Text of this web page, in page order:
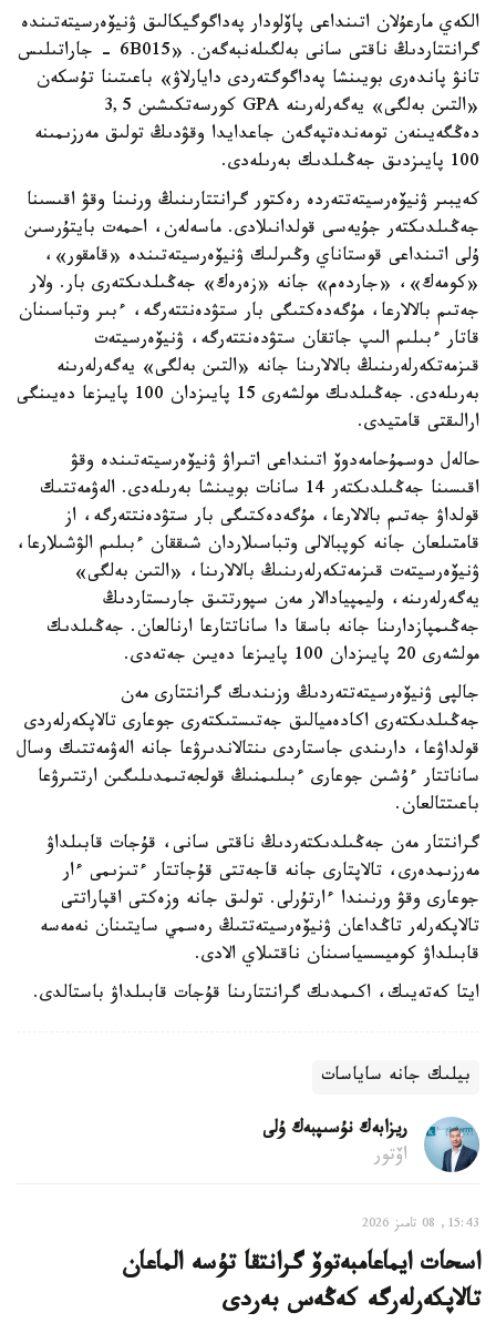
الكەي مارعۇلان اتىنداعى پاۆلودار پەداگوگيكالىق ۋنيۆەرسيتەتىندە
گرانتتاردىڭ ناقتى سانى بەلگىلەنبەگەن. «6B015 - جاراتىلىس
تانۋ پاندەرى بويىنشا پەداگوگتەردى دايارلاۋ» باعىتىنا تۇسكەن
«التىن بەلگى» يەگەرلەرىنە GPA كورسەتكىشىن 3,5
دەڭگەيىنەن تومەندەتپەگەن جاعدايدا وقۋدىڭ تولىق مەرزىمىنە
100 پايىزدىق جەڭىلدىك بەرىلەدى.
كەيبىر ۋنيۆەرسيتەتتەردە رەكتور گرانتتارىنىڭ ورنىنا وقۋ اقىسىنا
جەڭىلدىكتەر جۇيەسى قولدانىلادى. ماسەلەن، احمەت بايتۇرسىن
ۇلى اتىنداعى قوستاناي وڭىرلىك ۋنيۆەرسيتەتىندە «قامقور»،
«كومەك»، «جاردەم» جانە «زەرەك» جەڭىلدىكتەرى بار. ولار
جەتىم بالالارعا، مۇگەدەكتىگى بار ستۋدەنتتەرگە، ءبىر وتباسىنان
قاتار ءبىلىم الىپ جاتقان ستۋدەنتتەرگە، ۋنيۆەرسيتەت
قىزمەتكەرلەرىنىڭ بالالارىنا جانە «التىن بەلگى» يەگەرلەرىنە
بەرىلەدى. جەڭىلدىك مولشەرى 15 پايىزدان 100 پايىزعا دەيىنگى
ارالىقتى قامتيدى.
حالەل دوسمۇحامەدوۆ اتىنداعى اتىراۋ ۋنيۆەرسيتەتىندە وقۋ
اقىسىنا جەڭىلدىكتەر 14 سانات بويىنشا بەرىلەدى. الەۋمەتتىك
قولداۋ جەتىم بالالارعا، مۇگەدەكتىگى بار ستۋدەنتتەرگە، از
قامتىلعان جانە كوپبالالى وتباسىلاردان شىققان ءبىلىم الۋشىلارعا،
ۋنيۆەرسيتەت قىزمەتكەرلەرىنىڭ بالالارىنا، «التىن بەلگى»
يەگەرلەرىنە، وليمپيادالار مەن سپورتتىق جارىستاردىڭ
جەڭىمپازدارىنا جانە باسقا دا ساناتتارعا ارنالعان. جەڭىلدىك
مولشەرى 20 پايىزدان 100 پايىزعا دەيىن جەتەدى.
جالپى ۋنيۆەرسيتەتتەردىڭ وزىندىك گرانتتارى مەن
جەڭىلدىكتەرى اكادەميالىق جەتىستىكتەرى جوعارى تالاپكەرلەردى
قولداۋعا، دارىندى جاستاردى ىنتالاندىرۋعا جانە الەۋمەتتىك وسال
ساناتتار ءۇشىن جوعارى ءبىلىمنىڭ قولجەتىمدىلىگىن ارتتىرۋعا
باعىتتالعان.
گرانتتار مەن جەڭىلدىكتەردىڭ ناقتى سانى، قۇجات قابىلداۋ
مەرزىمدەرى، تالاپتارى جانە قاجەتتى قۇجاتتار ءتىزىمى ءار
جوعارى وقۋ ورنىندا ءارتۇرلى. تولىق جانە وزەكتى اقپاراتتى
تالاپكەرلەر تاڭداعان ۋنيۆەرسيتەتتىڭ رەسمي سايتىنان نەمەسە
قابىلداۋ كوميسسياسىنان ناقتىلاي الادى.
ايتا كەتەيىك، اكىمدىك گرانتتارىنا قۇجات قابىلداۋ باستالدى.
بيلىك جانە ساياسات
ريزابەك نۇسىپبەك ۇلى
اۆتور
15:43, 08 تامىز 2026
اسحات ايماعامبەتوۆ گرانتقا تۇسە الماعان
تالاپكەرلەرگە كەڭەس بەردى